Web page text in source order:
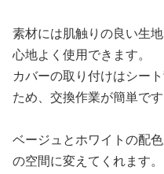
素材には肌触りの良い生
心地よく使用できます。
カバーの取り付けはシー
ため、交換作業が簡単です
ベージュとホワイトの配
の空間に変えてくれます。